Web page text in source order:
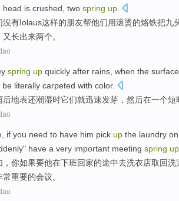
head is crushed, two spring up.
没有Iolaus这样的朋友帮他们用滚烫的烙铁把九
又长出来两个。
spring up quickly after rains when the surface
be literally carpeted with color.
后地表还潮湿时它们就迅速发芽， 然后在一个短
if you need to have him pick up the laundry on
" have a very important meeting spring up
， 你如果要他在下班回家的途中去洗衣店取回洗
常重要的会议。